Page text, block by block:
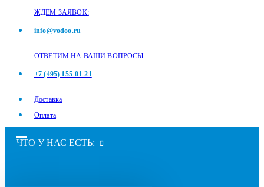
ЖДЕМ ЗАЯВОК:
info@vodoo.ru
ОТВЕТИМ НА ВАШИ ВОПРОСЫ:
+7 (495) 155-01-21
Доставка
Оплата
ЧТО У НАС ЕСТЬ: